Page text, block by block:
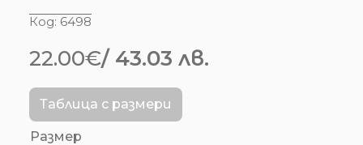
Код: 6498
22.00€/ 43.03 лв.
Таблица с размери
Размер